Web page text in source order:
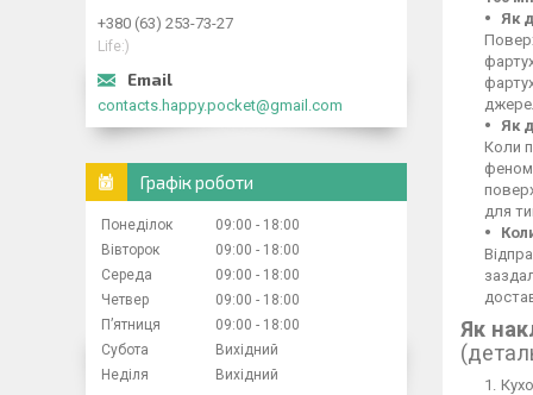
Як
Як
Коли
для
Як
+380 (63) 253-73-27
Life:)
contacts.happy.pocket@gmail.com
Графік роботи
Понеділок 09:00
18:00
Вівторок
09:00
18:00
Середа
09:00
18:00
Четвер
09:00
18:00
Пʼятниця
09:00
18:00
Субота
Вихідний
Неділя
Вихідний